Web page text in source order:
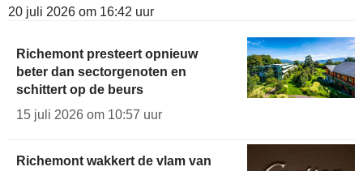
20 juli 2026 om 16:42 uur
Richemont presteert opnieuw
beter dan sectorgenoten en
schittert op de beurs
15 juli 2026 om 10:57 uur
Richemont wakkert de vlam van